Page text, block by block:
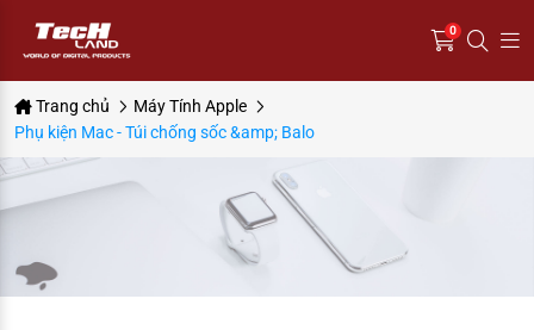
0
Trang chủ
Máy Tính Apple
Phụ kiện Mac - Túi chống sốc &amp; Balo